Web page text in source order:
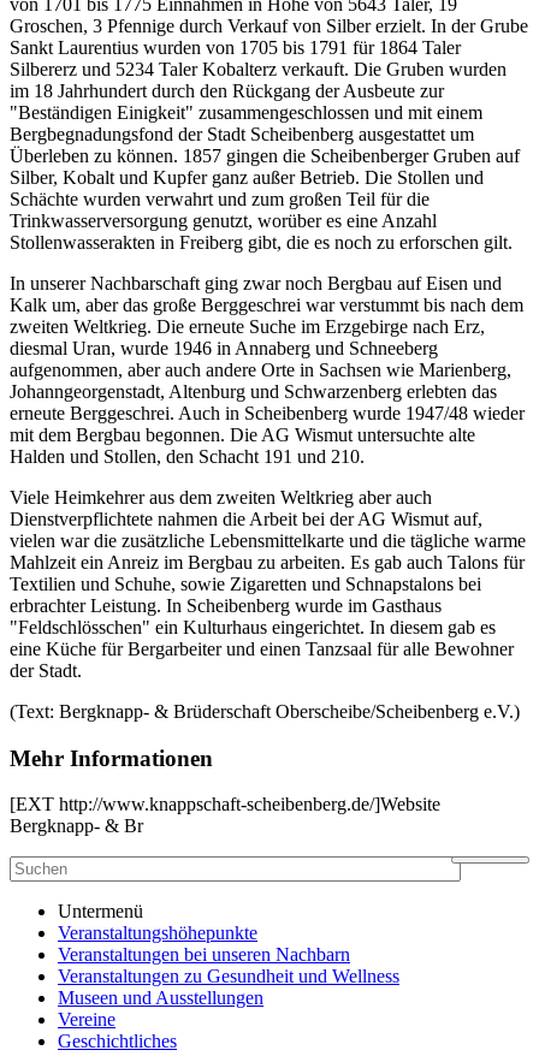
Groschen, 3 Pfennige durch Verkauf von Silber erzielt. In der Grube
Sankt Laurentius wurden von 1705 bis 1791 für 1864 Taler
Silbererz und 5234 Taler Kobalterz verkauft. Die Gruben wurden
im 18 Jahrhundert durch den Rückgang der Ausbeute zur
"Beständigen Einigkeit" zusammengeschlossen und mit einem
Bergbegnadungsfond der Stadt Scheibenberg ausgestattet um
Überleben zu können. 1857 gingen die Scheibenberger Gruben auf
Silber, Kobalt und Kupfer ganz außer Betrieb. Die Stollen und
Schächte wurden verwahrt und zum großen Teil für die
Trinkwasserversorgung genutzt, worüber es eine Anzahl
Stollenwasserakten in Freiberg gibt, die es noch zu erforschen gilt.
In unserer Nachbarschaft ging zwar noch Bergbau auf Eisen und
Kalk um, aber das große Berggeschrei war verstummt bis nach dem
zweiten Weltkrieg. Die erneute Suche im Erzgebirge nach Erz,
diesmal Uran, wurde 1946 in Annaberg und Schneeberg
aufgenommen, aber auch andere Orte in Sachsen wie Marienberg,
Johanngeorgenstadt, Altenburg und Schwarzenberg erlebten das
erneute Berggeschrei. Auch in Scheibenberg wurde 1947/48 wieder
mit dem Bergbau begonnen. Die AG Wismut untersuchte alte
Halden und Stollen, den Schacht 191 und 210.
Viele Heimkehrer aus dem zweiten Weltkrieg aber auch
Dienstverpflichtete nahmen die Arbeit bei der AG Wismut auf,
vielen war die zusätzliche Lebensmittelkarte und die tägliche warme
Mahlzeit ein Anreiz im Bergbau zu arbeiten. Es gab auch Talons für
Textilien und Schuhe, sowie Zigaretten und Schnapstalons bei
erbrachter Leistung. In Scheibenberg wurde im Gasthaus
"Feldschlösschen" ein Kulturhaus eingerichtet. In diesem gab es
eine Küche für Bergarbeiter und einen Tanzsaal für alle Bewohner
der Stadt.
(Text: Bergknapp- & Brüderschaft Oberscheibe/Scheibenberg e.V.)
Mehr Informationen
[EXT http://www.knappschaft-scheibenberg.de/]Website
Bergknapp- & Br
Untermenü
Veranstaltungshöhepunkte
Veranstaltungen bei unseren Nachbarn
Veranstaltungen zu Gesundheit und Wellness
Museen und Ausstellungen
Vereine
Geschichtliches